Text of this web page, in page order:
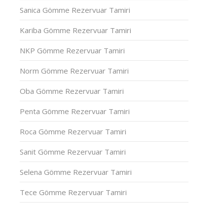
Sanica Gömme Rezervuar Tamiri
Kariba Gömme Rezervuar Tamiri
NKP Gömme Rezervuar Tamiri
Norm Gömme Rezervuar Tamiri
Oba Gömme Rezervuar Tamiri
Penta Gömme Rezervuar Tamiri
Roca Gömme Rezervuar Tamiri
Sanit Gömme Rezervuar Tamiri
Selena Gömme Rezervuar Tamiri
Tece Gömme Rezervuar Tamiri